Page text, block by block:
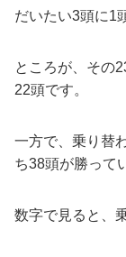
だいたい3頭に1
ところが、その
22頭です。
一方で、乗り替
ち38頭が勝って
数字で見ると、